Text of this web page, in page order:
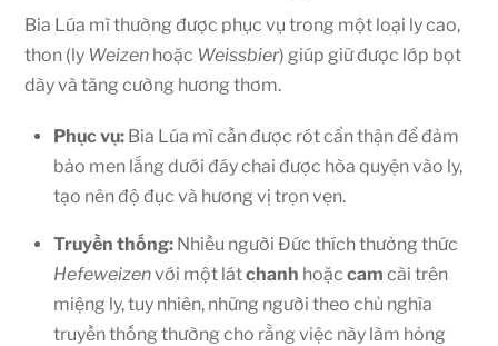
Bia Lúa mì thường được phục vụ trong một loại ly cao,
thon (ly Weizen hoặc Weissbier) giúp giữ được lớp bọt
dày và tăng cường hương thơm.
Phục vụ: Bia Lúa mì cần được rót cẩn thận để đảm
bảo men lắng dưới đáy chai được hòa quyện vào ly,
tạo nên độ đục và hương vị trọn vẹn.
Truyền thống: Nhiều người Đức thích thưởng thức
Hefeweizenvới một látchanh hoặc cam cài trên
miệng ly, tuy nhiên, những người theo chủ nghĩa
truyền thống thường cho rằng việc này làm hỏng